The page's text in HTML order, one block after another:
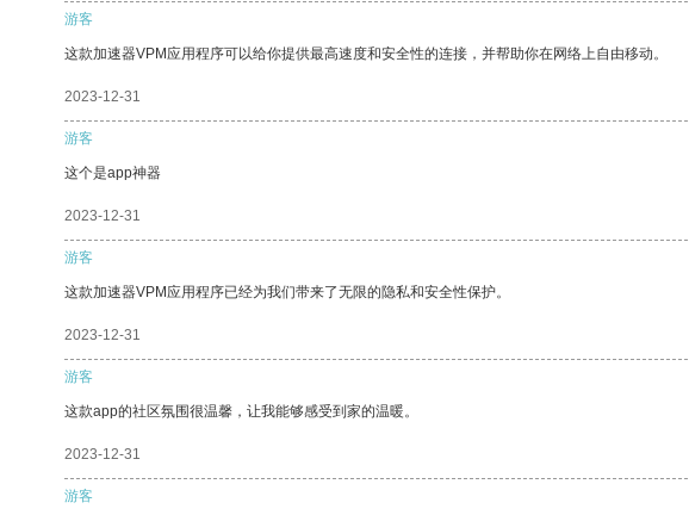
游客
这款加速器VPM应用程序可以给你提供最高速度和安全性的连接，并帮助你在网络上自由移动。
2023-12-31
游客
这个是app神器
2023-12-31
游客
这款加速器VPM应用程序已经为我们带来了无限的隐私和安全性保护。
2023-12-31
游客
这款app的社区氛围很温馨，让我能够感受到家的温暖。
2023-12-31
游客